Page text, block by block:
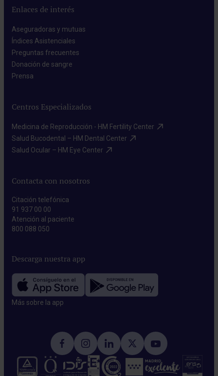
Enlaces de interés
Aseguradoras y mutuas​
Índices Asistenciales​
Preguntas frecuentes​
Donación de sangre​
Prensa​
Centros Especializados
Medicina de Reproducción - HM Fertility Center​
Salud Bucodental – HM Dental Center​
Salud Ocular – HM Eye Center​
Contacta con nosotros
Citación telefónica
91 937 00 00
Atención al paciente
800 088 050
Descarga nuestra app
Más sobre la app​